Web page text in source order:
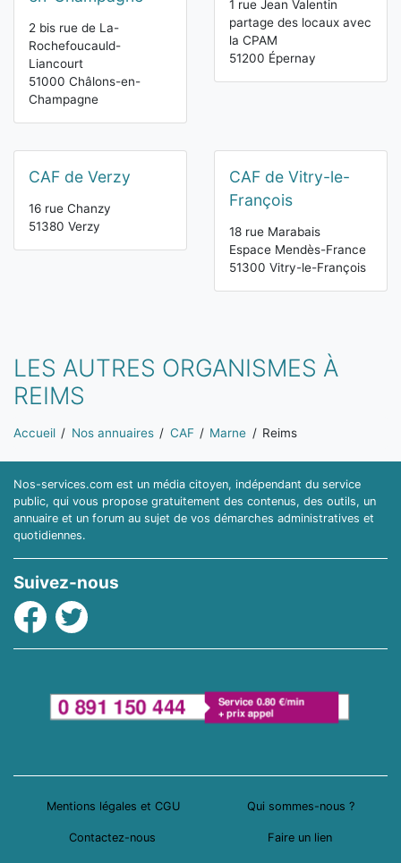
2 bis rue de La-
Rochefoucauld-
Liancourt
51000 Châlons-en-
Champagne
1 rue Jean Valentin
partage des locaux avec
la CPAM
51200 Épernay
CAF de Verzy
16 rue Chanzy
51380 Verzy
CAF de Vitry-le-
François
18 rue Marabais
Espace Mendès-France
51300 Vitry-le-François
LES AUTRES ORGANISMES À
REIMS
Vous êtes ici:
Accueil Nos annuaires CAF Marne Reims
Nos-services.com est un média citoyen, indépendant du service
public, qui vous propose gratuitement des contenus, des outils, un
annuaire et un forum au sujet de vos démarches administratives et
quotidiennes.
Suivez-nous
Facebook
Twitter
Mentions légales et CGU Qui sommes-nous ?
Contactez-nous Faire un lien